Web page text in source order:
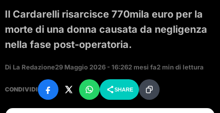
Il Cardarelli risarcisce 770mila euro per la
morte di una donna causata da negligenza
nella fase post-operatoria.
Di La Redazione29 Maggio 2026 - 16:262 mesi fa2 min di lettura
CONDIVIDI SHARE